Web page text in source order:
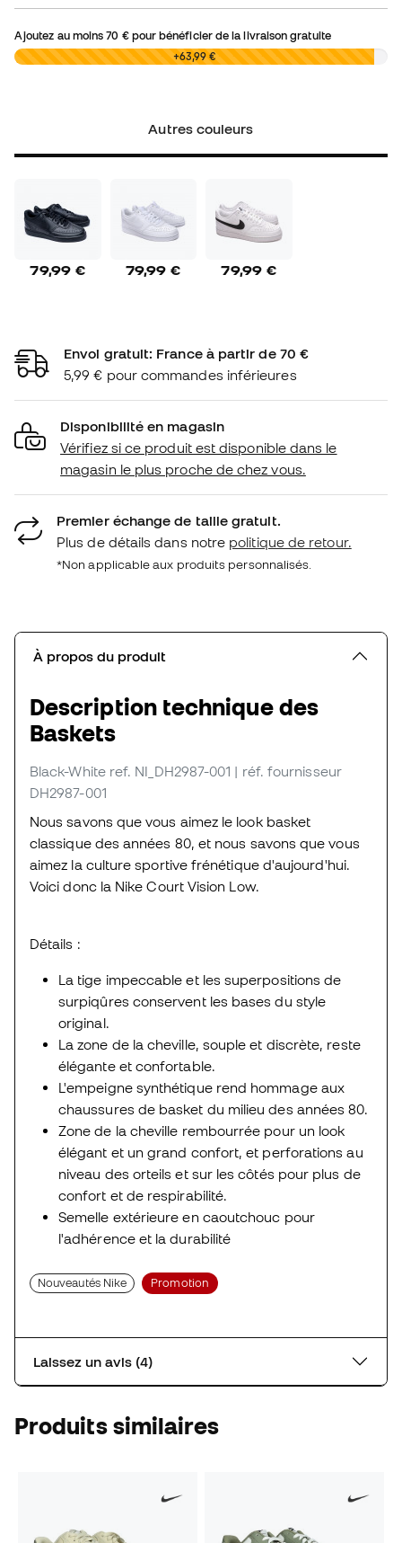
Ajoutez au moins70 €pour bénéficier de la livraison gratuite
0,00 € +63,99 €
Autres couleurs
79,99 € 79,99 € 79,99 €
Envoi gratuit: France à partir de 70 €
5,99 € pour commandes inférieures
Disponibilité en magasin
Vérifiez si ce produit est disponible dans le
magasin le plus proche de chez vous.
Premier échange de taille gratuit.
Plus de détails dans notre politique de retour.
*Non applicable aux produits personnalisés.
À propos du produit
Description technique des
Baskets
Black-White ref. NI_DH2987-001 | réf. fournisseur
DH2987-001
Nous savons que vous aimez le look basket
classique des années 80, et nous savons que vous
aimez la culture sportive frénétique d'aujourd'hui.
Voici donc la Nike Court Vision Low.
Détails :
La tige impeccable et les superpositions de
surpiqûres conservent les bases du style
original.
La zone de la cheville, souple et discrète, reste
élégante et confortable.
L'empeigne synthétique rend hommage aux
chaussures de basket du milieu des années 80.
Zone de la cheville rembourrée pour un look
élégant et un grand confort, et perforations au
niveau des orteils et sur les côtés pour plus de
confort et de respirabilité.
Semelle extérieure en caoutchouc pour
l'adhérence et la durabilité
Nouveautés Nike Promotion
Laissez un avis (4)
Produits similaires